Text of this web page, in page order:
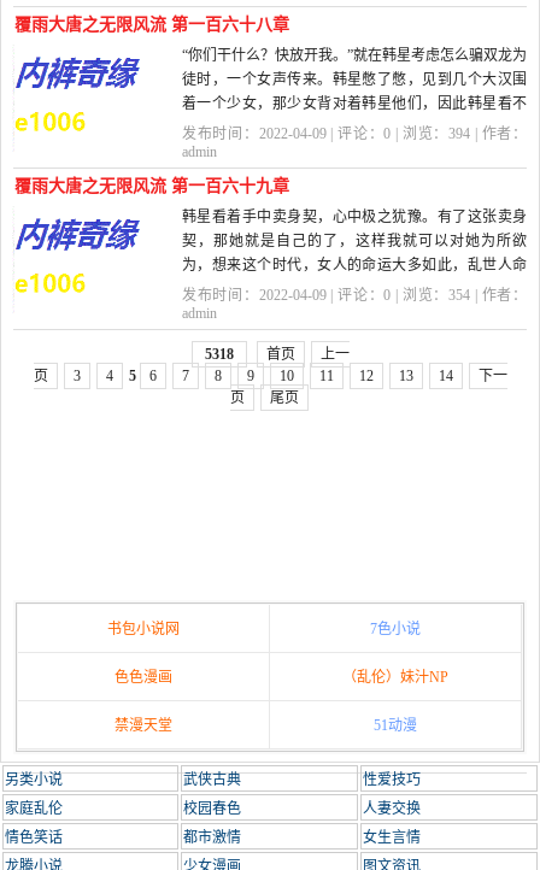
覆雨大唐之无限风流 第一百六十八章
“你们干什么？快放开我。”就在韩星考虑怎么骗双龙为
徒时，一个女声传来。韩星憋了憋，见到几个大汉围
着一个少女，那少女背对着韩星他们，因此韩星看不
到她的样...
发布时间：2022-04-09 | 评论：0 | 浏览：394 | 作者：
admin
覆雨大唐之无限风流 第一百六十九章
韩星看着手中卖身契，心中极之犹豫。有了这张卖身
契，那她就是自己的了，这样我就可以对她为所欲
为，想来这个时代，女人的命运大多如此，乱世人命
并不如猪狗，女人的...
发布时间：2022-04-09 | 评论：0 | 浏览：354 | 作者：
admin
5318 首页
上一
页
3 4 5 6 7 8 9 10 11 12 13 14
下一
页
尾页
书包小说网 7色小说
色色漫画 （乱伦）妹汁NP
禁漫天堂 51动漫
另类小说 武侠古典
性爱技巧
家庭乱伦
校园春色
人妻交换
情色笑话
都市激情
女生言情
龙腾小说
少女漫画 图文资讯